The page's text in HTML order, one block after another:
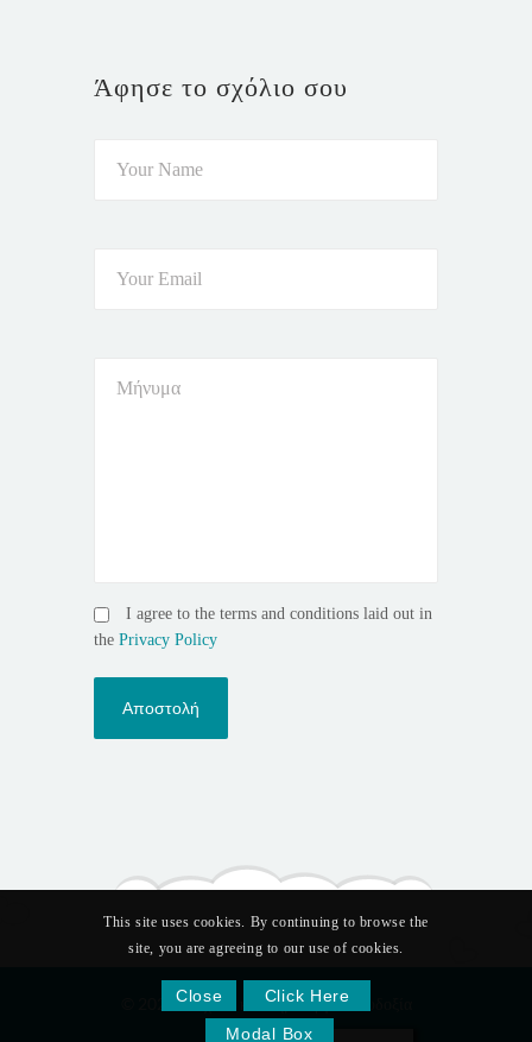
Άφησε το σχόλιο σου
I agree to the terms and conditions laid out in
the Privacy Policy
© 2026 Παιχνίδι και Δημιουργία - Ευδοξία
Μοσχίδου.
This site uses cookies. By continuing to browse the
site, you are agreeing to our use of cookies.
Close
Click Here
Modal Box